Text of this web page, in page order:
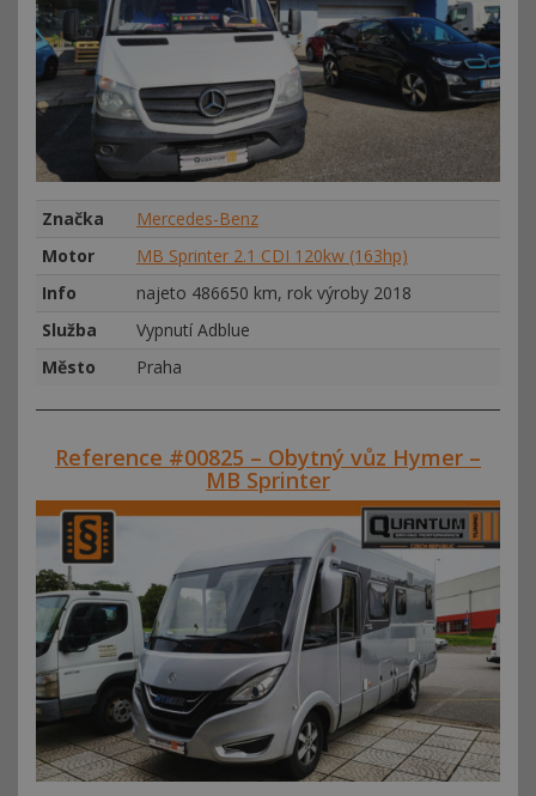
Značka
Mercedes-Benz
Motor
MB Sprinter 2.1 CDI 120kw (163hp)
Info
najeto 486650 km, rok výroby 2018
Služba
Vypnutí Adblue
Město
Praha
Reference #00825 – Obytný vůz Hymer –
MB Sprinter